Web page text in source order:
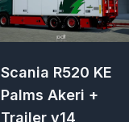
Scania R520 KE
Palms Akeri +
Trailer v14